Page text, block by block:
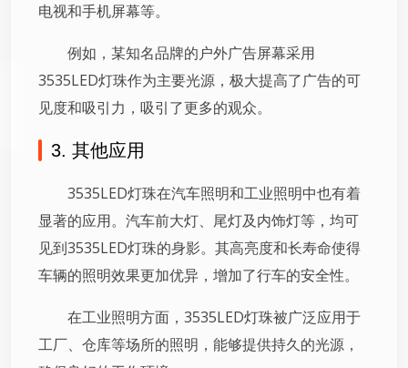
电视和手机屏幕等。
例如，某知名品牌的户外广告屏幕采用
3535LED灯珠作为主要光源，极大提高了广告的可
见度和吸引力，吸引了更多的观众。
3. 其他应用
3535LED灯珠在汽车照明和工业照明中也有着
显著的应用。汽车前大灯、尾灯及内饰灯等，均可
见到3535LED灯珠的身影。其高亮度和长寿命使得
车辆的照明效果更加优异，增加了行车的安全性。
在工业照明方面，3535LED灯珠被广泛应用于
工厂、仓库等场所的照明，能够提供持久的光源，